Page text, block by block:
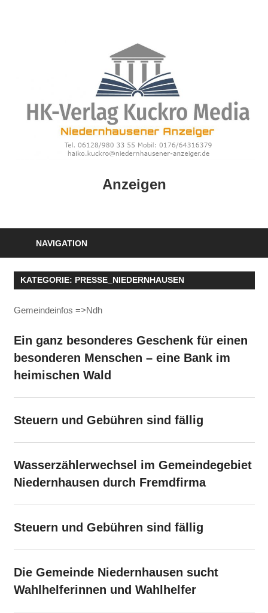
Anzeigen
NAVIGATION
KATEGORIE: PRESSE_NIEDERNHAUSEN
Gemeindeinfos =>Ndh
Ein ganz besonderes Geschenk für einen
besonderen Menschen – eine Bank im
heimischen Wald
Steuern und Gebühren sind fällig
Wasserzählerwechsel im Gemeindegebiet
Niedernhausen durch Fremdfirma
Steuern und Gebühren sind fällig
Die Gemeinde Niedernhausen sucht
Wahlhelferinnen und Wahlhelfer